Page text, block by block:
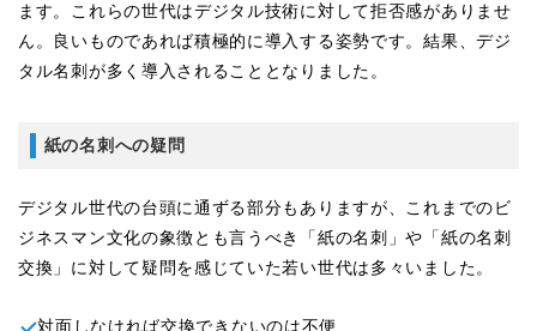
ます。これらの世代はデジタル技術に対して拒否感がありませ
ん。良いものであれば積極的に導入する姿勢です。結果、デジ
タル名刺が多く導入されることとなりました。
紙の名刺への疑問
デジタル世代の台頭に通ずる部分もありますが、これまでのビ
ジネスマン文化の象徴とも言うべき「紙の名刺」や「紙の名刺
交換」に対して疑問を感じていた若い世代は多々いました。
対面しなければ交換できないのは不便